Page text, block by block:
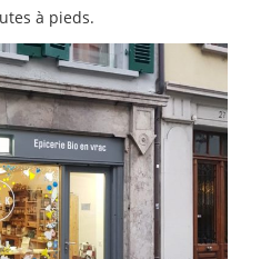
à pieds.